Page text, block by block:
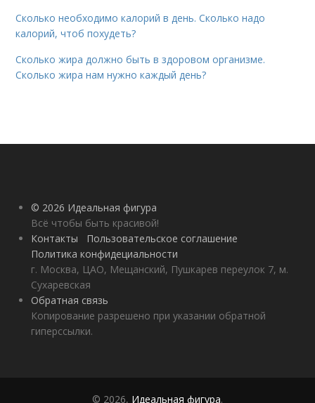
Сколько необходимо калорий в день. Сколько надо
калорий, чтоб похудеть?
Сколько жира должно быть в здоровом организме.
Сколько жира нам нужно каждый день?
© 2026 Идеальная фигура
Всё чтобы быть красивой!
Контакты
Пользовательское соглашение
Политика конфидециальности
г. Москва, ЦАО, Мещанский, Пушкарев переулок 7, м.
Сухаревская
Обратная связь
Копирование разрешено при указании обратной
гиперссылки.
© 2026, Идеальная фигура.